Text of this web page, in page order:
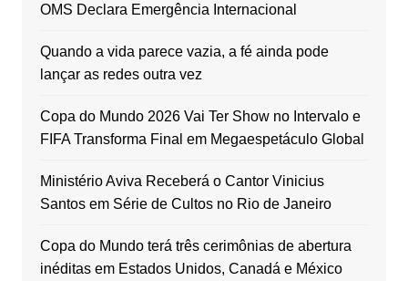
OMS Declara Emergência Internacional
Quando a vida parece vazia, a fé ainda pode
lançar as redes outra vez
Copa do Mundo 2026 Vai Ter Show no Intervalo e
FIFA Transforma Final em Megaespetáculo Global
Ministério Aviva Receberá o Cantor Vinicius
Santos em Série de Cultos no Rio de Janeiro
Copa do Mundo terá três cerimônias de abertura
inéditas em Estados Unidos, Canadá e México